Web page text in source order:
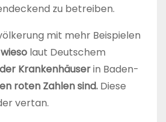
zu betreiben.
mit mehr Beispielen
wieso laut Deutschem
Krankenhäuserin Baden-
roten Zahlen sind. Diese
vertan.